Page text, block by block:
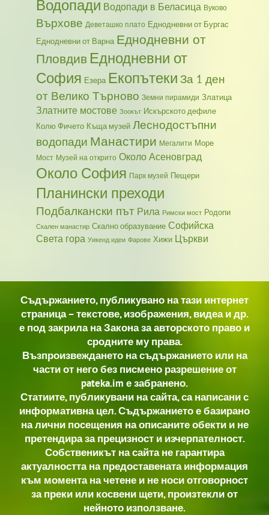
Водопади Водопади в Беласица Вуково
Върхове Деветашко плато Еднодневни от Бургас
Еднодневни от Варна Еднодневни от
Пловдив Еднодневни от
София Езера Екопътеки За 1 ден
от Велико Търново Земни пирамиди Златица
Златните мостове Зоокът Искърското дефиле
Колю Фичето Къща музей Леснодостъпни
водопади Манастири Мегалити Море
Мост Музей на открито Около Асеновград
Около София Парк музей Пещери
Планински преходи
Подбалкански път Рила Римски мост Родопи
Скален манастир Скално образувание Софийска
Света гора Уикенд идеи Фарове Хижи Църкви
Съдържанието, публикувано на тази интернет
страница – текстове, изображения, видеа и др.
е под закрила на Закона за авторското право и
сродните му права.
Възпроизвеждането на съдържанието или на
части от него без писмено разрешение от
pateka.im е забранено.
Статиите, публикувани на сайта, са написани с
информативна цел. Съдържанието е базирано
на лични посещения на описаните обекти и не
претендира за прецизност и изчерпателност.
Собственикът на сайта не гарантира
актуалността на предоставената информация
към момента на четене и не носи отговорност
за преки или косвени щети, произтекли от
нейното използване.